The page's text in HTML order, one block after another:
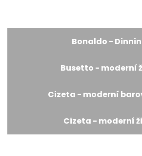
Bonaldo -
Busetto - moderní
Cizeta - moderní
Cizeta - moderní